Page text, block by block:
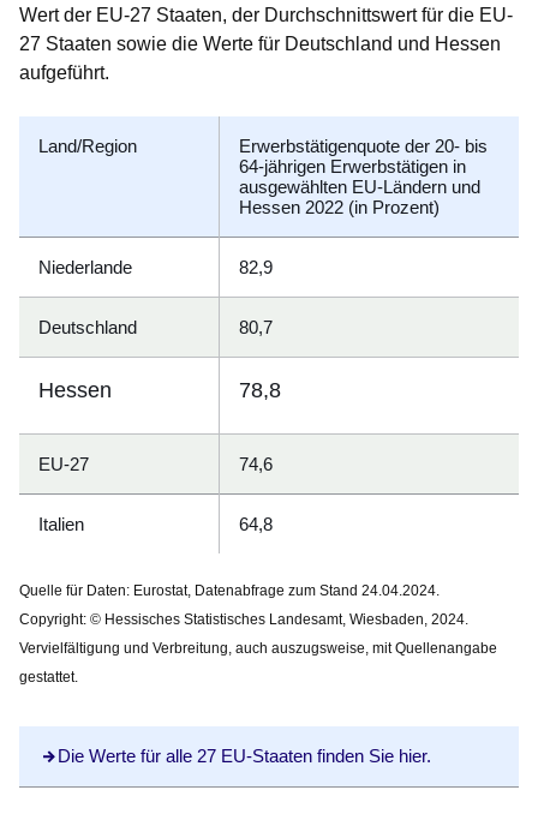
Wert der EU-27 Staaten, der Durchschnittswert für die EU-
27 Staaten sowie die Werte für Deutschland und Hessen
aufgeführt.
Land/Region
Erwerbstätigenquote der 20- bis
64-jährigen Erwerbstätigen in
ausgewählten EU-Ländern und
Hessen 2022 (in Prozent)
Niederlande 82,9
Deutschland 80,7
Hessen 78,8
EU-27 74,6
Italien 64,8
Quelle für Daten: Eurostat, Datenabfrage zum Stand 24.04.2024.
Copyright: © Hessisches Statistisches Landesamt, Wiesbaden, 2024.
Vervielfältigung und Verbreitung, auch auszugsweise, mit Quellenangabe
gestattet.
Die Werte für alle 27 EU-Staaten finden Sie hier.